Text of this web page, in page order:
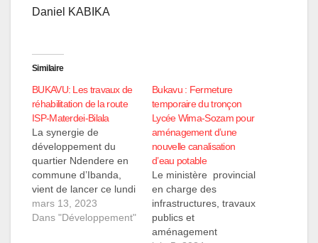
Daniel KABIKA
Similaire
BUKAVU: Les travaux de
réhabilitation de la route
ISP-Materdei-Bilala
La synergie de
développement du
quartier Ndendere en
commune d’Ibanda,
vient de lancer ce lundi
13 mars 2023, les
travaux de
mars 13, 2023
Dans "Développement"
Bukavu : Fermeture
temporaire du tronçon
Lycée Wima-Sozam pour
aménagement d’une
nouvelle canalisation
d’eau potable
Le ministère provincial
en charge des
infrastructures, travaux
publics et
aménagement